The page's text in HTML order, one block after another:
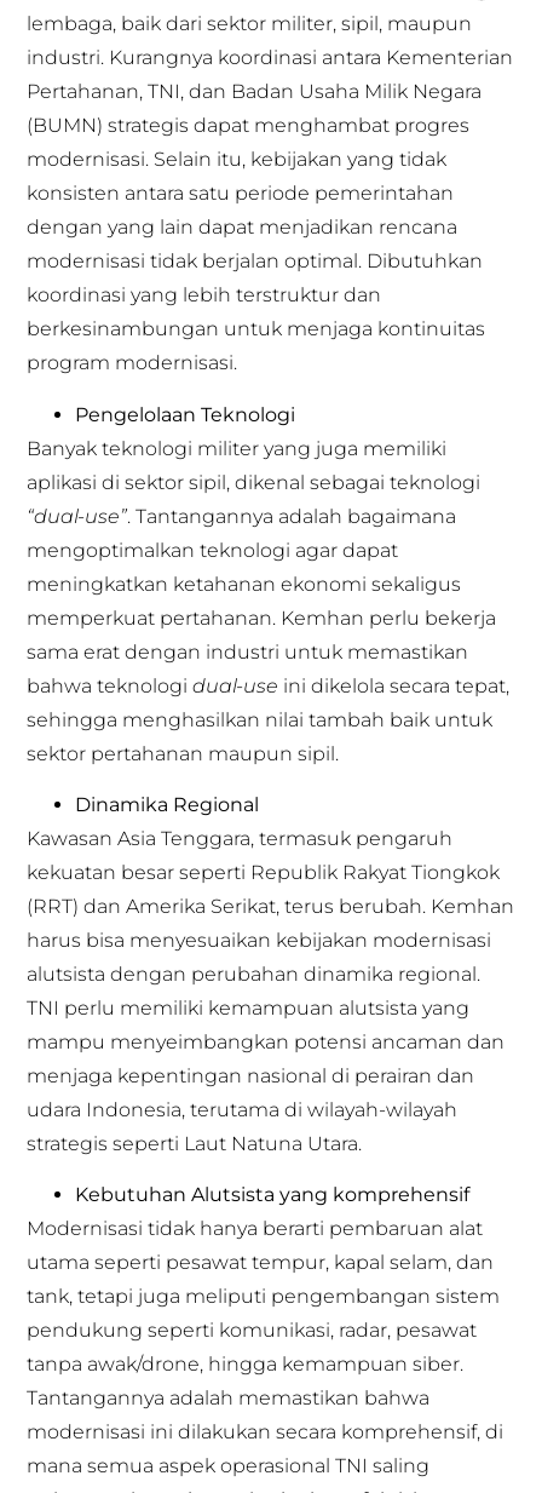
lembaga, baik dari sektor militer, sipil, maupun
industri. Kurangnya koordinasi antara Kementerian
Pertahanan, TNI, dan Badan Usaha Milik Negara
(BUMN) strategis dapat menghambat progres
modernisasi. Selain itu, kebijakan yang tidak
konsisten antara satu periode pemerintahan
dengan yang lain dapat menjadikan rencana
modernisasi tidak berjalan optimal. Dibutuhkan
koordinasi yang lebih terstruktur dan
berkesinambungan untuk menjaga kontinuitas
program modernisasi.
Pengelolaan Teknologi
Banyak teknologi militer yang juga memiliki
aplikasi di sektor sipil, dikenal sebagai teknologi
“dual-use”. Tantangannya adalah bagaimana
mengoptimalkan teknologi agar dapat
meningkatkan ketahanan ekonomi sekaligus
memperkuat pertahanan. Kemhan perlu bekerja
sama erat dengan industri untuk memastikan
bahwa teknologidual-use ini dikelola secara tepat,
sehingga menghasilkan nilai tambah baik untuk
sektor pertahanan maupun sipil.
Dinamika Regional
Kawasan Asia Tenggara, termasuk pengaruh
kekuatan besar seperti Republik Rakyat Tiongkok
(RRT) dan Amerika Serikat, terus berubah. Kemhan
harus bisa menyesuaikan kebijakan modernisasi
alutsista dengan perubahan dinamika regional.
TNI perlu memiliki kemampuan alutsista yang
mampu menyeimbangkan potensi ancaman dan
menjaga kepentingan nasional di perairan dan
udara Indonesia, terutama di wilayah-wilayah
strategis seperti Laut Natuna Utara.
Kebutuhan Alutsista yang komprehensif
Modernisasi tidak hanya berarti pembaruan alat
utama seperti pesawat tempur, kapal selam, dan
tank, tetapi juga meliputi pengembangan sistem
pendukung seperti komunikasi, radar, pesawat
tanpa awak/drone, hingga kemampuan siber.
Tantangannya adalah memastikan bahwa
modernisasi ini dilakukan secara komprehensif, di
mana semua aspek operasional TNI saling